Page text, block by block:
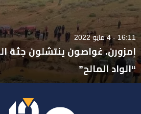
16:11 - 4 مايو 2022
إمزورن. غواصون ينتشلون جثة
“الواد المالح”